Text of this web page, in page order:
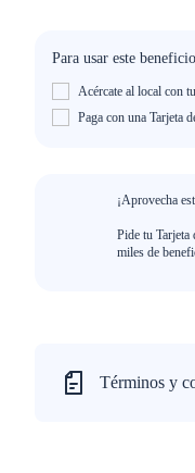
Para usar este
Acércate al local con
Paga con una Tarjeta
¡Aprovecha
Pide tu
miles de
Términos y